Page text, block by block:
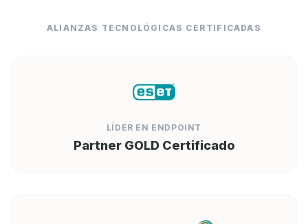
ALIANZAS TECNOLÓGICAS CERTIFICADAS
LÍDER EN ENDPOINT
Partner GOLD Certificado